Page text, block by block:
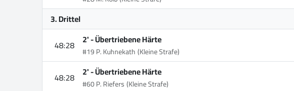
3. Drittel
48:28 2' -Übertriebene Härte
#19 P. Kuhnekath(Kleine Strafe)
48:28 2' -Übertriebene Härte
#60 P. Riefers(Kleine Strafe)